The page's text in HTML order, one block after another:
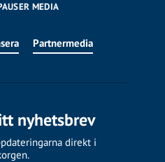
MEDIA
Partnermedia
nyhetsbrev
direkt i